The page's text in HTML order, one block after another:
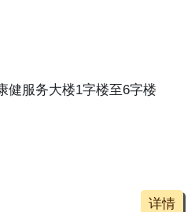
健服务大楼1字楼至6字楼
详情